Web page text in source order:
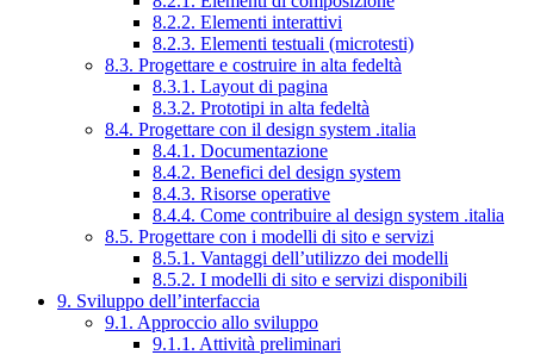
8.2.2. Elementi interattivi
8.2.3. Elementi testuali (microtesti)
8.3. Progettare e costruire in alta fedeltà
8.3.1. Layout di pagina
8.3.2. Prototipi in alta fedeltà
8.4. Progettare con il design system .italia
8.4.1. Documentazione
8.4.2. Benefici del design system
8.4.3. Risorse operative
8.4.4. Come contribuire al design system .italia
8.5. Progettare con i modelli di sito e servizi
8.5.1. Vantaggi dell’utilizzo dei modelli
8.5.2. I modelli di sito e servizi disponibili
9. Sviluppo dell’interfaccia
9.1. Approccio allo sviluppo
9.1.1. Attività preliminari